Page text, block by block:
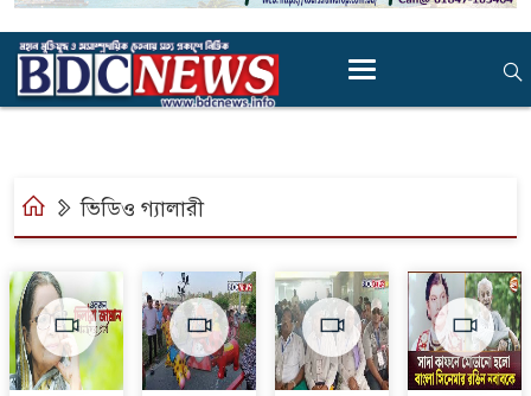
ভিডিও গ্যালারী